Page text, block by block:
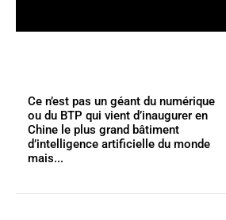
Ce n’est pas un géant du numérique
ou du BTP qui vient d’inaugurer en
Chine le plus grand bâtiment
d’intelligence artificielle du monde
mais...